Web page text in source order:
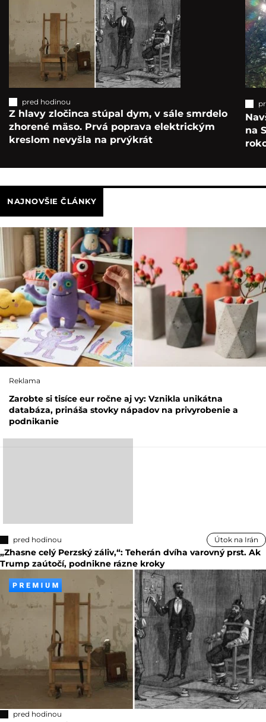
pred hodinou
Z hlavy zločinca stúpal dym, v sále smrdelo
zhorené mäso. Prvá poprava elektrickým
kreslom nevyšla na prvýkrát
na
NAJNOVŠIE ČLÁNKY
Reklama
Zarobte si tisíce eur ročne aj vy: Vznikla unikátna
databáza, prináša stovky nápadov na privyrobenie a
podnikanie
pred hodinou Útok na Irán
„Zhasne celý Perzský záliv,“: Teherán dvíha varovný prst. Ak
Trump zaútočí, podnikne rázne kroky
pred hodinou